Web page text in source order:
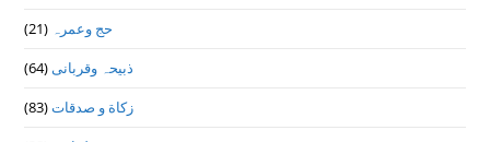
حج وعمرہ (21)
ذبیحہ وقربانی(64)
زکاة و صدقات(83)